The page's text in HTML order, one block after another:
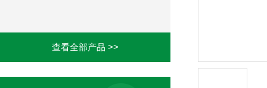
查看全部产品 >>